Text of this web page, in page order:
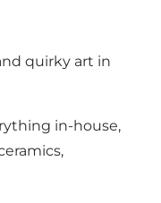
quirky art in
in-house,